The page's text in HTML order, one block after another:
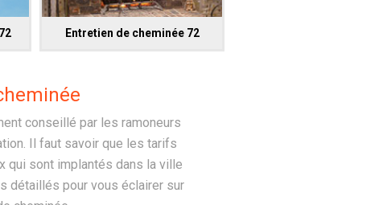
Entretien de cheminée 72
conseillé par les ramoneurs
Il faut savoir que les tarifs
qui sont implantés dans la ville
détaillés pour vous éclairer sur